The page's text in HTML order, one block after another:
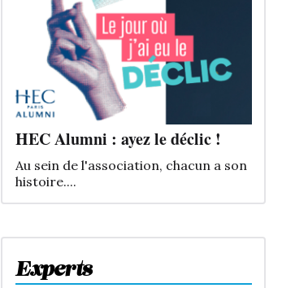
Experts
HEC Alumni : ayez le déclic !
Au sein de l'association, chacun a son
histoire....